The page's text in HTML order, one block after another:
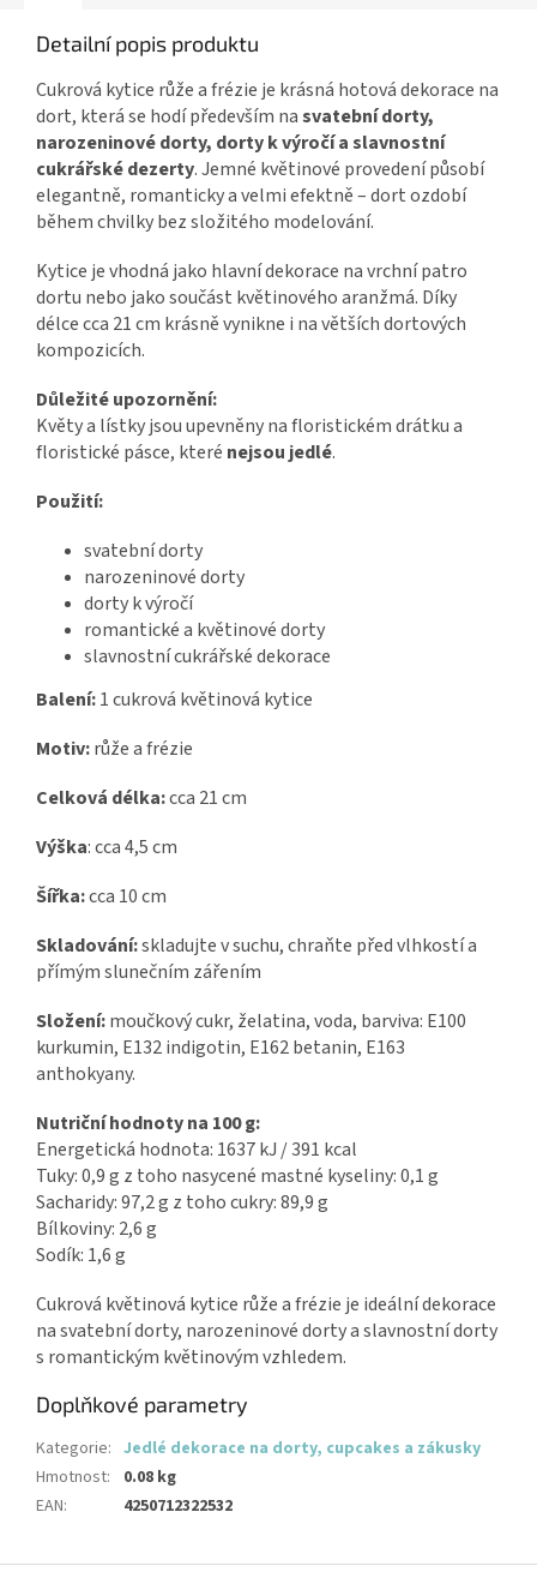
Detailní popis produktu
Cukrová kytice růže a frézie je krásná hotová dekorace na
dort, která se hodí především nasvatební dorty,
narozeninové dorty, dorty k výročí a slavnostní
cukrářské dezerty. Jemné květinové provedení působí
elegantně, romanticky a velmi efektně – dort ozdobí
během chvilky bez složitého modelování.
Kytice je vhodná jako hlavní dekorace na vrchní patro
dortu nebo jako součást květinového aranžmá. Díky
délce cca 21 cm krásně vynikne i na větších dortových
kompozicích.
Důležité upozornění:
Květy a lístky jsou upevněny na floristickém drátku a
floristické pásce, které nejsou jedlé.
Použití:
svatební dorty
narozeninové dorty
dorty k výročí
romantické a květinové dorty
slavnostní cukrářské dekorace
Balení:1 cukrová květinová kytice
Motiv:růže a frézie
Celková délka:cca 21 cm
Výška: cca 4,5 cm
Šířka:cca 10 cm
Skladování:skladujte v suchu, chraňte před vlhkostí a
přímým slunečním zářením
Složení:moučkový cukr, želatina, voda, barviva: E100
kurkumin, E132 indigotin, E162 betanin, E163
anthokyany.
Nutriční hodnoty na 100 g:
Energetická hodnota: 1637 kJ / 391 kcal
Tuky: 0,9 g z toho nasycené mastné kyseliny: 0,1 g
Sacharidy: 97,2 g z toho cukry: 89,9 g
Bílkoviny: 2,6 g
Sodík: 1,6 g
Cukrová květinová kytice růže a frézie je ideální dekorace
na svatební dorty, narozeninové dorty a slavnostní dorty
s romantickým květinovým vzhledem.
Doplňkové parametry
Kategorie: Jedlé dekorace na dorty, cupcakes a zákusky
Hmotnost:
0.08 kg
EAN: 4250712322532